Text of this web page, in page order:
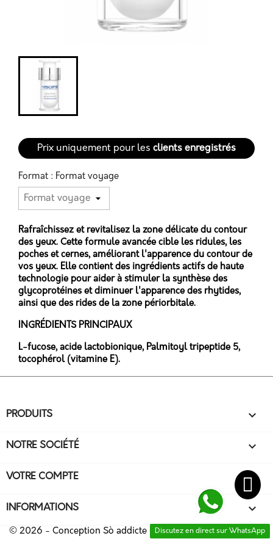
Créer une nouvelle liste
Créer une liste d'envies
Annuler
Prix uniquement pour les clients enregistrés
Format : Format voyage
Rafraîchissez et revitalisez la zone délicate du contour
des yeux. Cette formule avancée cible les ridules, les
poches et cernes, améliorant l'apparence du contour de
vos yeux. Elle contient des ingrédients actifs de haute
technologie pour aider à stimuler la synthèse des
glycoprotéines et diminuer l'apparence des rhytides,
ainsi que des rides de la zone périorbitale.
INGRÉDIENTS PRINCIPAUX
L-fucose, acide lactobionique, Palmitoyl tripeptide 5,
tocophérol (vitamine E).
PRODUITS 
NOTRE SOCIÉTÉ 
VOTRE COMPTE 
INFORMATIONS keyboard_arrow_down
Discutez en direct sur WhatsApp
© 2026 - Conception Sò addicte